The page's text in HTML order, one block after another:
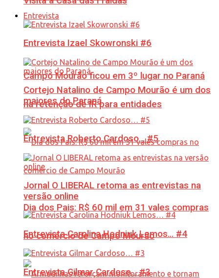
Campo Mourão ficou em 3º lugar no Paraná
na retenção de IR para entidades
Dia dos Pais: R$ 60 mil em 31 vales compras
no comércio de Campo Mourão
Entrevista
Entrevista Izael Skowronski #6
Cortejo Natalino de Campo Mourão é um dos
maiores do Paraná
Entrevista Roberto Cardoso… #5
Jornal O LIBERAL retoma as entrevistas na
versão online
Entrevista Carolina Hodniuk Lemos… #4
Entrevista Gilmar Cardoso… #3